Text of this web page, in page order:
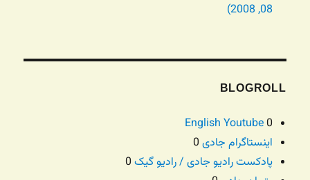
08, 2008)
BLOGROLL
English Youtube0
اینستاگرام جادی
پادکست رادیو جادی / رادیو گیک